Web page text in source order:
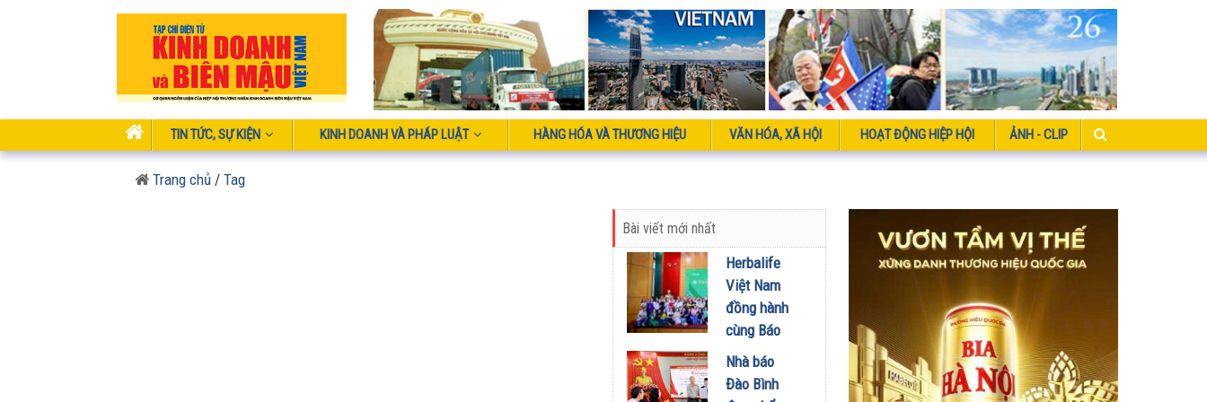
TIN TỨC, SỰ KIỆN KINH DOANH VÀ PHÁP LUẬT HÀNG HÓA VÀ THƯƠNG HIỆU VĂN HÓA, XÃ HỘI HOẠT ĐỘNG HIỆP HỘI ẢNH - CLIP
Trang chủ / Tag
Bài viết mới nhất
Herbalife
Việt Nam
đồng hành
cùng Báo
Sức khỏe
và Đời
sống tổ
Nhà báo
Đào Bình